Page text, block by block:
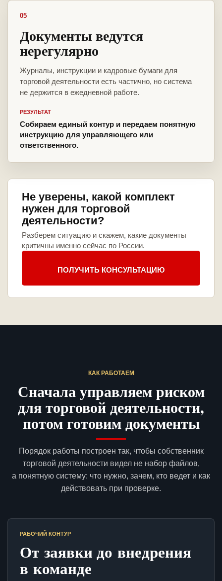
05
Документы ведутся
нерегулярно
Журналы, инструкции и кадровые бумаги для
торговой деятельности есть частично, но система
не держится в ежедневной работе.
РЕЗУЛЬТАТ
Собираем единый контур и передаем понятную
инструкцию для управляющего или
ответственного.
Не уверены, какой комплект
нужен для торговой
деятельности?
Разберем ситуацию и скажем, какие документы
критичны именно сейчас по России.
ПОЛУЧИТЬ КОНСУЛЬТАЦИЮ
КАК РАБОТАЕМ
Сначала управляем риском
для торговой деятельности,
потом готовим документы
Порядок работы построен так, чтобы собственник
торговой деятельности видел не набор файлов,
а понятную систему: что нужно, зачем, кто ведет и как
действовать при проверке.
РАБОЧИЙ КОНТУР
От заявки до внедрения
в команде